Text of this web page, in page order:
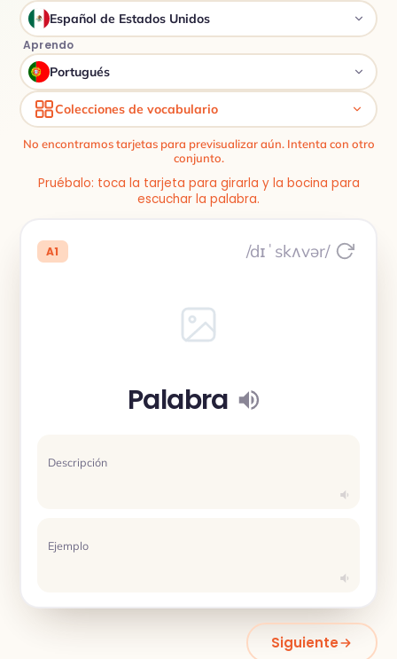
Español de Estados Unidos
Aprendo
Portugués
Colecciones de vocabulario
No encontramos tarjetas para previsualizar aún. Intenta con otro
conjunto.
Pruébalo: toca la tarjeta para girarla y la bocina para
escuchar la palabra.
A1 /dɪˈskʌvər/
Palabra
Descripción
Ejemplo
Siguiente